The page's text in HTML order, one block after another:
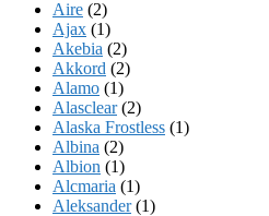
Aire (2)
Ajax (1)
Akebia (2)
Akkord (2)
Alamo (1)
Alasclear(2)
Alaska Frostless (1)
Albina (2)
Albion (1)
Alcmaria (1)
Aleksander(1)